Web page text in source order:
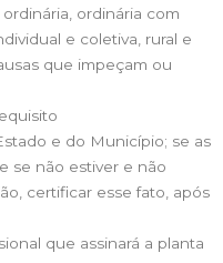
ordinária com
e coletiva, rural e
que impeçam ou
e do Município; se as
se não estiver e não
certificar esse fato, após
que assinará a planta